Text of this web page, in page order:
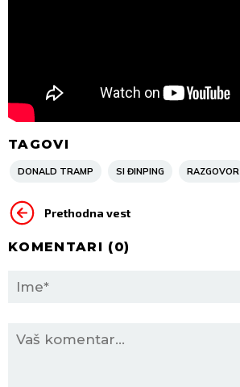
TAGOVI
DONALD TRAMP SI ĐINPING RAZGOVOR
Prethodna vest
KOMENTARI (0)